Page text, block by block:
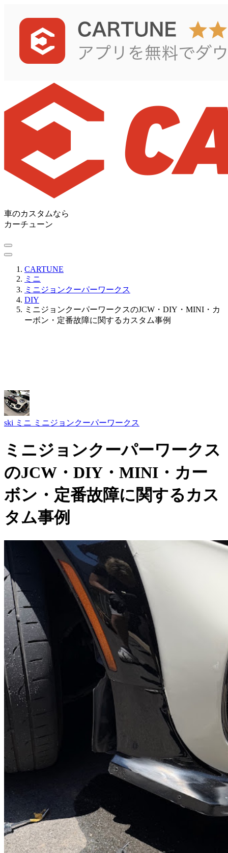
車のカスタムなら
カーチューン
CARTUNE
ミニ
ミニジョンクーパーワークス
DIY
ミニジョンクーパーワークスのJCW・DIY・MINI・カ
ーボン・定番故障に関するカスタム事例
ski ミニ ミニジョンクーパーワークス
ミニジョンクーパーワークス
のJCW・DIY・MINI・カー
ボン・定番故障に関するカス
タム事例